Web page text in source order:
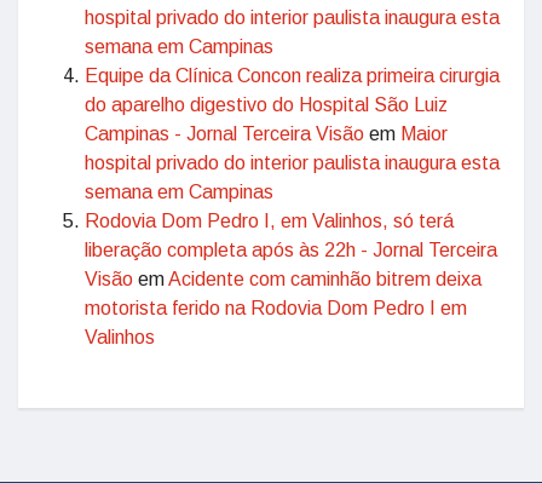
hospital privado do interior paulista inaugura esta
semana em Campinas
Equipe da Clínica Concon realiza primeira cirurgia
do aparelho digestivo do Hospital São Luiz
Campinas - Jornal Terceira Visão em Maior
hospital privado do interior paulista inaugura esta
semana em Campinas
Rodovia Dom Pedro I, em Valinhos, só terá
liberação completa após às 22h - Jornal Terceira
Visão emAcidente com caminhão bitrem deixa
motorista ferido na Rodovia Dom Pedro I em
Valinhos